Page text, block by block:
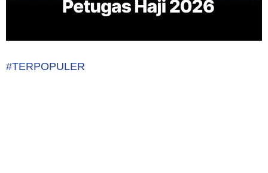
#TERPOPULER